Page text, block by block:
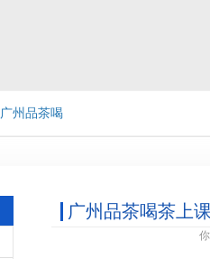
广州品茶喝
广州品茶喝茶上